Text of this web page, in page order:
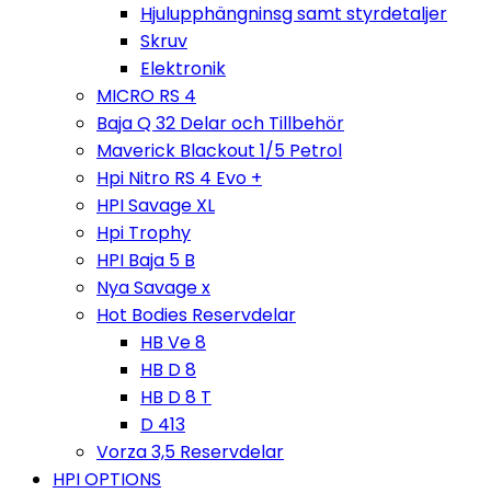
Hjulupphängninsg samt styrdetaljer
Skruv
Elektronik
MICRO RS 4
Baja Q 32 Delar och Tillbehör
Maverick Blackout 1/5 Petrol
Hpi Nitro RS 4 Evo +
HPI Savage XL
Hpi Trophy
HPI Baja 5 B
Nya Savage x
Hot Bodies Reservdelar
HB Ve 8
HB D 8
HB D 8 T
D 413
Vorza 3,5 Reservdelar
HPI OPTIONS